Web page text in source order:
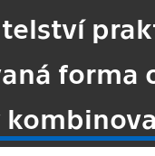
forma